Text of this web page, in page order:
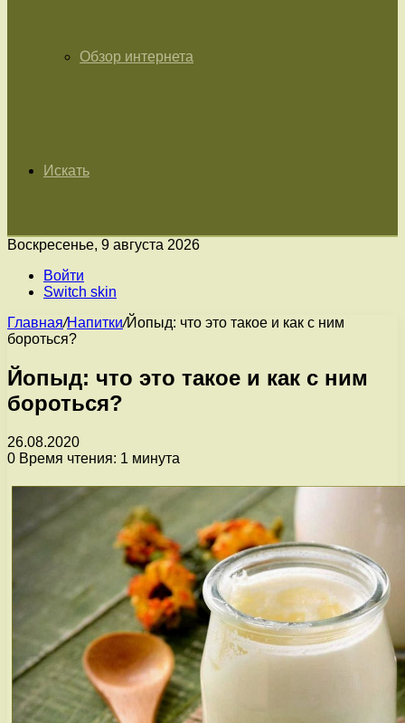
Обзор интернета
Искать
Воскресенье, 9 августа 2026
Войти
Switch skin
Главная/Напитки/Йопыд: что это такое и как с ним
бороться?
Йопыд: что это такое и как с ним
бороться?
26.08.2020
0 Время чтения: 1 минута